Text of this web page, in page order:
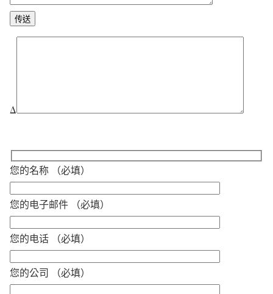
Δ
您的名称 （必填）
您的电子邮件 （必填）
您的电话 （必填）
您的公司 （必填）